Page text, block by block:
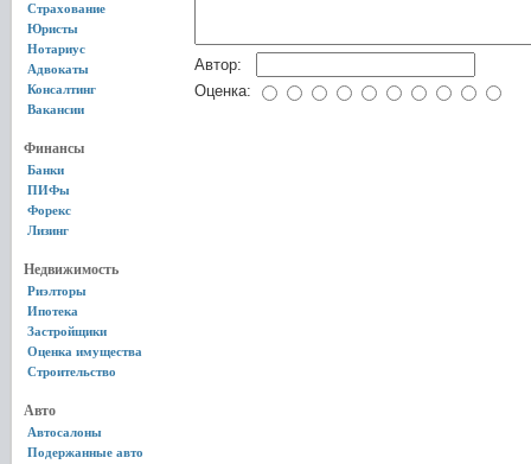
Страхование
Юристы
Нотариус
Адвокаты
Консалтинг
Вакансии
Финансы
Банки
ПИФы
Форекс
Лизинг
Недвижимость
Риэлторы
Ипотека
Застройщики
Оценка имущества
Строительство
Авто
Автосалоны
Подержанные авто
Автор:
Оценка: